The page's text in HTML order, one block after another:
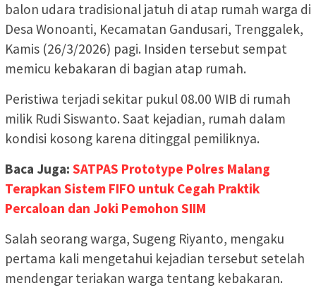
balon udara tradisional jatuh di atap rumah warga di
Desa Wonoanti, Kecamatan Gandusari, Trenggalek,
Kamis (26/3/2026) pagi. Insiden tersebut sempat
memicu kebakaran di bagian atap rumah.
Peristiwa terjadi sekitar pukul 08.00 WIB di rumah
milik Rudi Siswanto. Saat kejadian, rumah dalam
kondisi kosong karena ditinggal pemiliknya.
Baca Juga: SATPAS Prototype Polres Malang
Terapkan Sistem FIFO untuk Cegah Praktik
Percaloan dan Joki Pemohon SIIM
Salah seorang warga, Sugeng Riyanto, mengaku
pertama kali mengetahui kejadian tersebut setelah
mendengar teriakan warga tentang kebakaran.